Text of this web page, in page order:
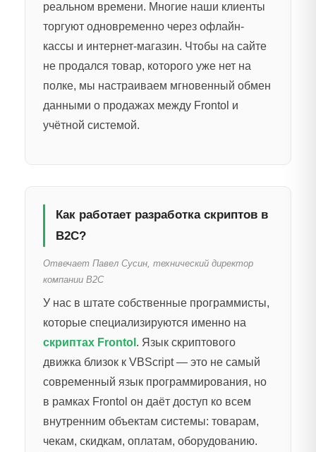
реальном времени. Многие наши клиенты
торгуют одновременно через офлайн-
кассы и интернет-магазин. Чтобы на сайте
не продался товар, которого уже нет на
полке, мы настраиваем мгновенный обмен
данными о продажах между Frontol и
учётной системой.
Как работает разработка скриптов в
B2C?
Отвечает Павел Сусин, технический директор
компании B2C
У нас в штате собственные программисты,
которые специализируются именно на
скриптах Frontol . Язык скриптового
движка близок к VBScript — это не самый
современный язык программирования, но
в рамках Frontol он даёт доступ ко всем
внутренним объектам системы: товарам,
чекам, скидкам, оплатам, оборудованию.